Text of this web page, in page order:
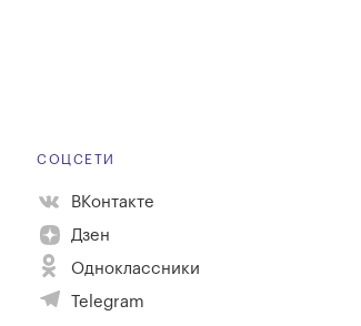
СОЦСЕТИ
ВКонтакте
Дзен
Одноклассники
Telegram